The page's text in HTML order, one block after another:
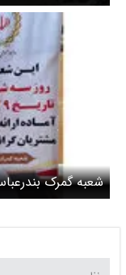
شعبه گمرک
رجایی بندرعباس